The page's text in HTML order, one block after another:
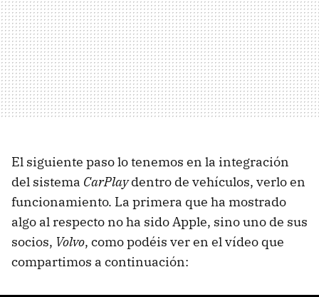
El siguiente paso lo tenemos en la integración
del sistema CarPlaydentro de vehículos, verlo en
funcionamiento. La primera que ha mostrado
algo al respecto no ha sido Apple, sino uno de sus
socios, Volvo, como podéis ver en el vídeo que
compartimos a continuación: